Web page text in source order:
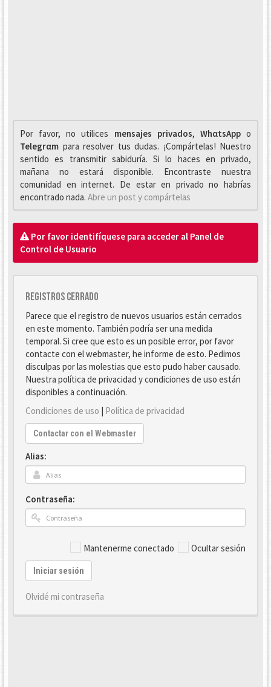
Por favor, no utilices mensajes privados, WhαtsAppo
Telegrαm para resolver tus dudas. ¡Compártelas! Nuestro
sentido es transmitir sabiduría. Si lo haces en privado,
mañana no estará disponible. Encontraste nuestra
comunidad en internet. De estar en privado no habrías
encontrado nada. Abre un post y compártelas
Por favor identifíquese para acceder al Panel de
Control de Usuario
Registros cerrado
Parece que el registro de nuevos usuarios están cerrados
en este momento. También podría ser una medida
temporal. Si cree que esto es un posible error, por favor
contacte con el webmaster, he informe de esto. Pedimos
disculpas por las molestias que esto pudo haber causado.
Nuestra política de privacidad y condiciones de uso están
disponibles a continuación.
Condiciones de uso | Política de privacidad
Contactar con el Webmaster
Alias:
Contraseña:
Mantenerme conectado Ocultar sesión
Iniciar sesión
Olvidé mi contraseña